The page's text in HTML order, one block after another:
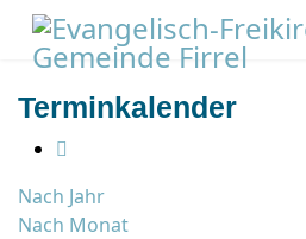
Terminkalender
Nach Jahr
Nach Monat